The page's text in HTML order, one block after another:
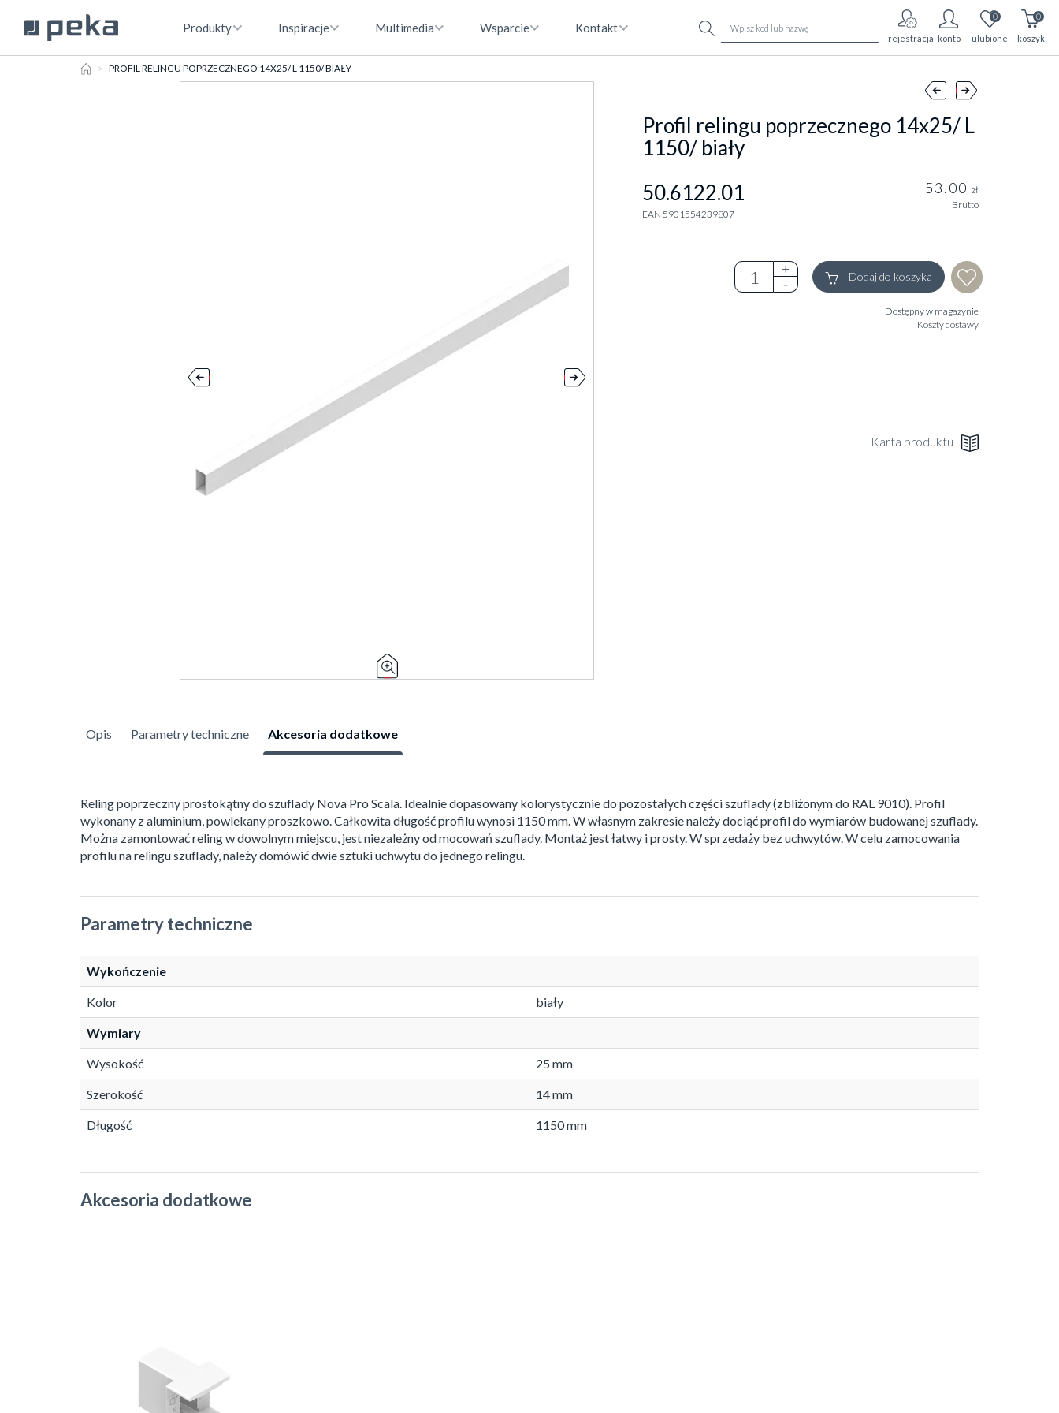
Produkty Inspiracje Multimedia Wsparcie Kontakt
rejestracja konto
0
ulubione
0
koszyk
HOMEPROFIL RELINGU POPRZECZNEGO 14X25/ L 1150/ BIAŁY
Profil relingu poprzecznego 14x25/ L
1150/ biały
50.6122.01
EAN 5901554239807
53.00 zł
Brutto
Dodaj do koszyka
Dostępny w magazynie
Koszty dostawy
Karta produktu
Opis Parametry techniczne Akcesoria dodatkowe
Reling poprzeczny prostokątny do szuflady Nova Pro Scala. Idealnie dopasowany kolorystycznie do pozostałych części szuflady (zbliżonym do RAL 9010). Profil
wykonany z aluminium, powlekany proszkowo. Całkowita długość profilu wynosi 1150 mm. W własnym zakresie należy dociąć profil do wymiarów budowanej szuflady.
Można zamontować reling w dowolnym miejscu, jest niezależny od mocowań szuflady. Montaż jest łatwy i prosty. W sprzedaży bez uchwytów. W celu zamocowania
profilu na relingu szuflady, należy domówić dwie sztuki uchwytu do jednego relingu.
Parametry techniczne
Wykończenie
Kolor biały
Wymiary
Wysokość 25 mm
Szerokość 14 mm
Długość 1150 mm
Akcesoria dodatkowe